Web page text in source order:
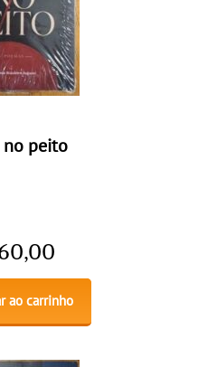
no peito
ao carrinho